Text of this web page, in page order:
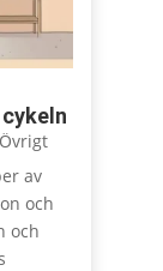
Övrigt
av
och
och